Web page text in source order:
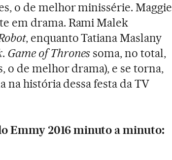
o de melhor minissérie. Maggie
em drama. Rami Malek
, enquanto Tatiana Maslany
. Game of Thrones soma, no total,
o de melhor drama), e se torna,
na história dessa festa da TV
Emmy 2016 minuto a minuto: